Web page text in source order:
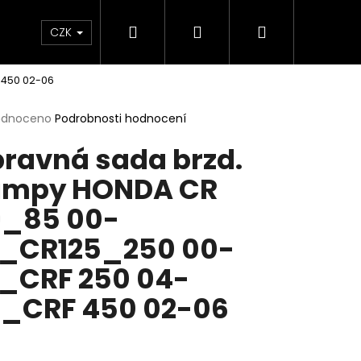
& Maziva Příslušenství Dárkové
CZK Hledat PřihlášeníNákupní
02-06
Podrobnosti hodnocení
sada brzd.
HONDA CR
00-
00-
250 04-
450 02-06Následující